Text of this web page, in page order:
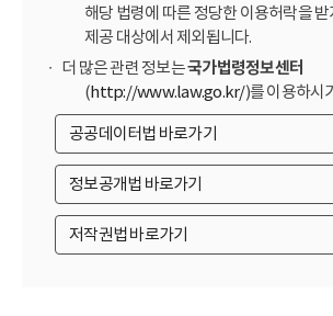
해당 법령에 따른 정당한 이용허락을
제공 대상에서 제외됩니다.
더 많은 관련 정보는국가법령정보센터
(http://www.law.go.kr/)를 이용하시
공공데이터법 바로가기
정보공개법 바로가기
저작권법 바로가기